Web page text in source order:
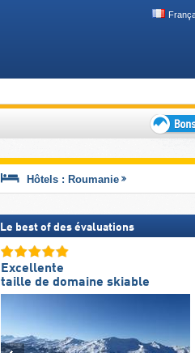
plans
Hôtels : Roumanie
Le best of des évaluations
Excellente
taille de domaine skiable